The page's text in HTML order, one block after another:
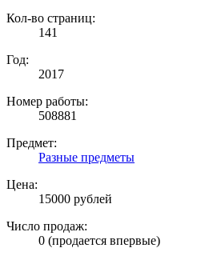
Кол-во страниц:
141
Год:
2017
Номер работы:
508881
Предмет:
Разные предметы
Цена:
15000 рублей
Число продаж:
0 (продается впервые)